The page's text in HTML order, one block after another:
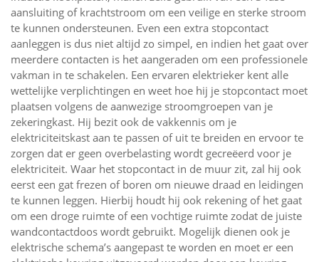
aansluiting of krachtstroom om een veilige en sterke stroom
te kunnen ondersteunen. Even een extra stopcontact
aanleggen is dus niet altijd zo simpel, en indien het gaat over
meerdere contacten is het aangeraden om een professionele
vakman in te schakelen. Een ervaren elektrieker kent alle
wettelijke verplichtingen en weet hoe hij je stopcontact moet
plaatsen volgens de aanwezige stroomgroepen van je
zekeringkast. Hij bezit ook de vakkennis om je
elektriciteitskast aan te passen of uit te breiden en ervoor te
zorgen dat er geen overbelasting wordt gecreëerd voor je
elektriciteit. Waar het stopcontact in de muur zit, zal hij ook
eerst een gat frezen of boren om nieuwe draad en leidingen
te kunnen leggen. Hierbij houdt hij ook rekening of het gaat
om een droge ruimte of een vochtige ruimte zodat de juiste
wandcontactdoos wordt gebruikt. Mogelijk dienen ook je
elektrische schema’s aangepast te worden en moet er een